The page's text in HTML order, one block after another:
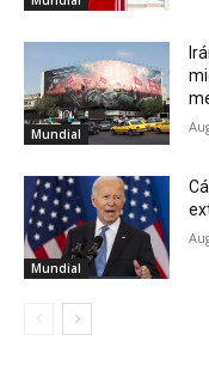
Mundial
Mundial